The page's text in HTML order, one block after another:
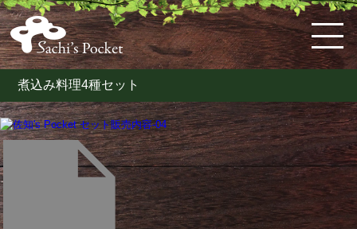
HOME
佐
知's
pocket
と
は
ケ
ー
キ・
ス
コ
ー
ン
な
ど
体
に
優
し
い
お
惣
菜
料
理
教
室
の
案
内
お
弁
当・
オ
ー
ド
ブ
ル
お
知
ら
せ
お
問
い
合
わ
せ
購
入
ガ
イ
ド
特
定
商
取
引
法
会
員
ロ
グ
イ
ン
煮込み料理4種セット